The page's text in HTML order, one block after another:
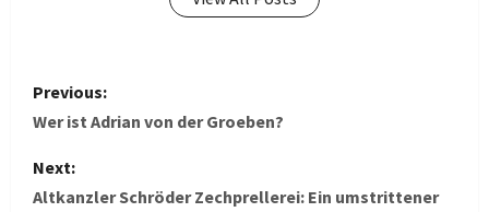
P
o
s
Previous:
Wer ist Adrian von der Groeben?
Next:
Altkanzler Schröder Zechprellerei: Ein umstrittener